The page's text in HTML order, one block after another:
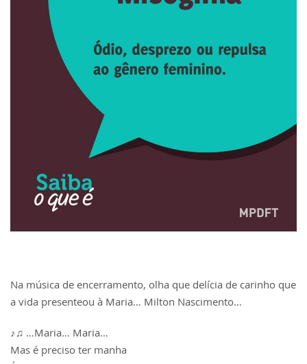
Na música de encerramento, olha que delícia de carinho que
a vida presenteou à Maria… Milton Nascimento…
♪♫ …Maria… Maria…
Mas é preciso ter manha